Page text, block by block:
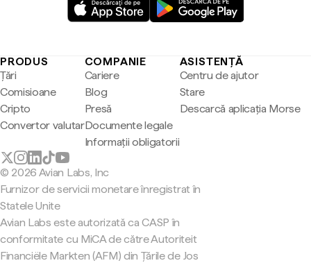
PRODUS
Țări
Comisioane
Cripto
Convertor valutar
COMPANIE
Cariere
Blog
Presă
Documente legale
Informații obligatorii
ASISTENȚĂ
Centru de ajutor
Stare
Descarcă aplicația Morse
© 2026 Avian Labs, Inc
Furnizor de servicii monetare înregistrat în
Statele Unite
Avian Labs este autorizată ca CASP în
conformitate cu MiCA de către Autoriteit
Financiële Markten (AFM) din Țările de Jos